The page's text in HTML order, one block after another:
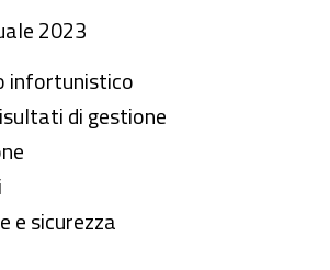
2023
infortunistico
di gestione
e sicurezza